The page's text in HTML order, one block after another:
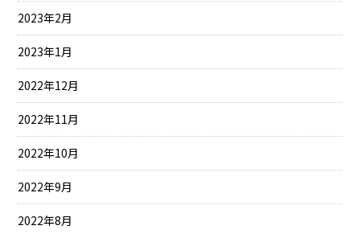
2023年2月
2023年1月
2022年12月
2022年11月
2022年10月
2022年9月
2022年8月